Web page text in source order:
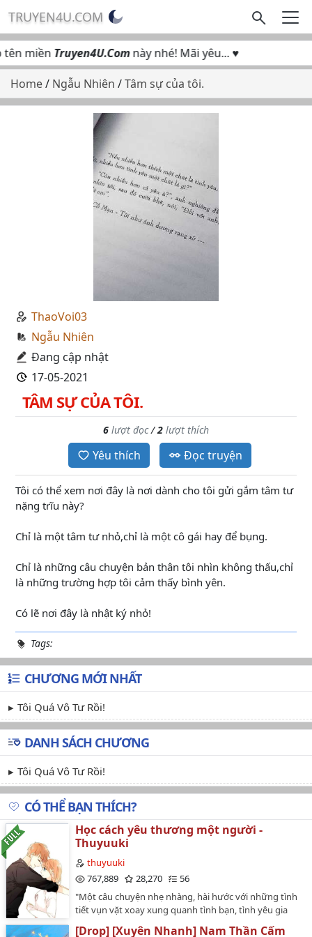
TRUYEN4U.COM
miềnTruyen4U.Comnày nhé! Mãi yêu... ♥
Home/ Ngẫu Nhiên /Tâm sự của tôi.
ThaoVoi03
Ngẫu Nhiên
Đang cập nhật
17-05-2021
TÂM SỰ CỦA TÔI.
6 lượt đọc/2 lượt thích
Yêu thích Đọc truyện
Tôi có thể xem nơi đây là nơi dành cho tôi gửi gắm tâm tư
nặng trĩu này?
Chỉ là một tâm tư nhỏ,chỉ là một cô gái hay để bụng.
Chỉ là những câu chuyện bản thân tôi nhìn không thấu,chỉ
là những trường hợp tôi cảm thấy bình yên.
Có lẽ nơi đây là nhật ký nhỏ!
Tags:
CHƯƠNG MỚI NHẤT
Tôi Quá Vô Tư Rồi!
DANH SÁCH CHƯƠNG
Tôi Quá Vô Tư Rồi!
CÓ THỂ BẠN THÍCH?
Học cách yêu thương một người -
Thuyuuki
thuyuuki
767,889
28,270
56
"Một câu chuyện nhẹ nhàng, hài hước với những tình
tiết vụn vặt xoay xung quanh tình bạn, tình yêu gia
đình và những rung động đầu đời..." ---- Anh cũng
[Drop] [Xuyên Nhanh] Nam Thần Cấm